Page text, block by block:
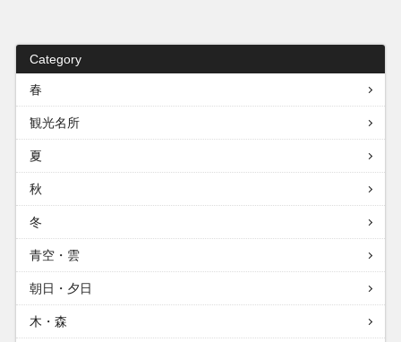
Category
春
観光名所
夏
秋
冬
青空・雲
朝日・夕日
木・森